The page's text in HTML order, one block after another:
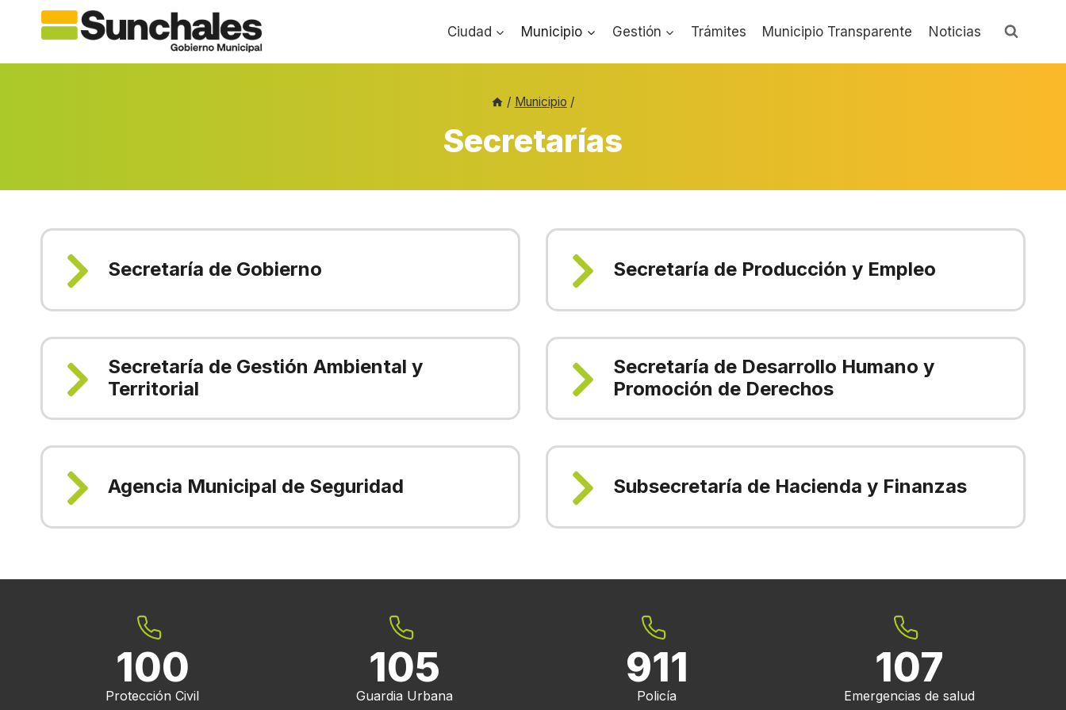
Ciudad Municipio Gestión Trámites Municipio Transparente Noticias
/ Municipio /
Secretarías
Secretaría de Gobierno Secretaría de Producción y Empleo
Secretaría de Gestión Ambiental y
Territorial
Secretaría de Desarrollo Humano y
Promoción de Derechos
Agencia Municipal de Seguridad Subsecretaría de Hacienda y Finanzas
100
Protección Civil
105
Guardia Urbana
911
Policía
107
Emergencias de salud